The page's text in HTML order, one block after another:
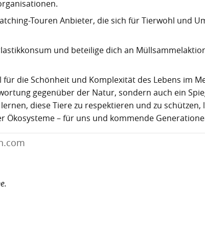
Touren Anbieter, die sich für Tierwohl und
und beteilige dich an
die Schönheit und Komplexität des Lebens im
gegenüber der Natur, sondern auch ein
diese Tiere zu respektieren und zu schützen,
Ökosysteme – für uns und kommende